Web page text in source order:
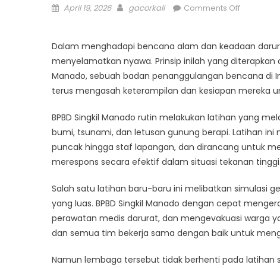
Posted
April 19, 2026 Author
gacorkali Comments Offon
hingga
Keadaan
Darurat
di
Nyata:
Komitmen
BPBD
Singkil
Manado
dalam
Dalam menghadapi bencana alam dan keadaan
menyelamatkan nyawa. Prinsip inilah yang diterapkan
Manado, sebuah badan penanggulangan bencana di
terus mengasah keterampilan dan kesiapan mereka
BPBD Singkil Manado rutin melakukan latihan yang
bumi, tsunami, dan letusan gunung berapi. Latihan
puncak hingga staf lapangan, dan dirancang untuk
merespons secara efektif dalam situasi tekanan tinggi.
Salah satu latihan baru-baru ini melibatkan simulasi
yang luas. BPBD Singkil Manado dengan cepat
perawatan medis darurat, dan mengevakuasi warga
dan semua tim bekerja sama dengan baik untuk
Namun lembaga tersebut tidak berhenti pada latihan